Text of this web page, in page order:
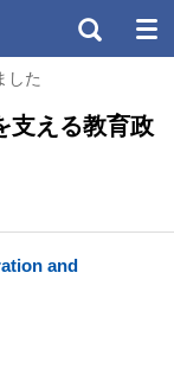
した
支える教育政
and